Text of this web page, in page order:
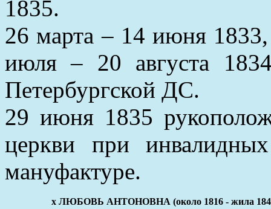
1835.
26 марта – 14 июня
июля – 20 августа
Петербургской ДС.
29 июня 1835
церкви при
мануфактуре.
x ЛЮБОВЬ АНТОНОВНА (около 1816 - жила